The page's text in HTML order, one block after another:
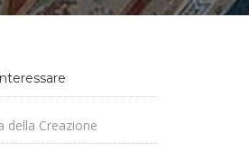
della Creazione